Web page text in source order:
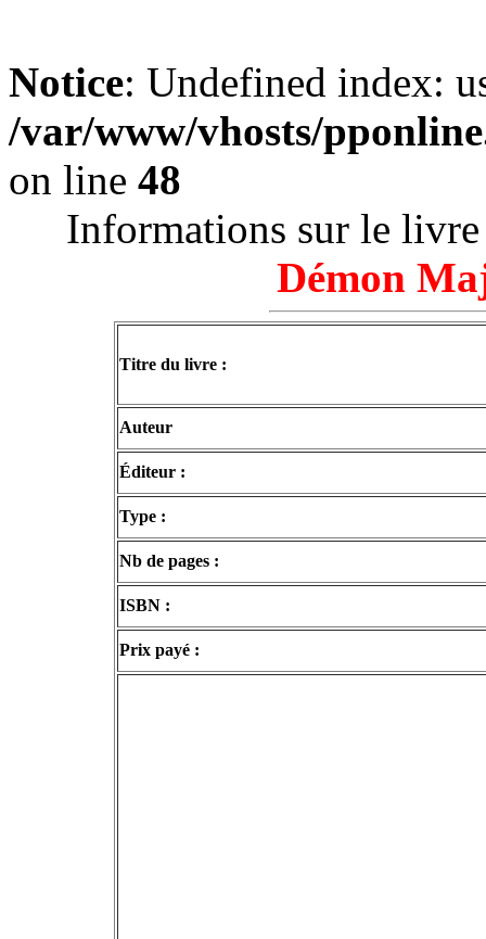
Notice: Undefined index:
/var/www/vhosts/
on line 48
Informations sur le
Démon
Titre du livre :
Auteur
Éditeur :
Type :
Nb de pages :
ISBN :
Prix payé :